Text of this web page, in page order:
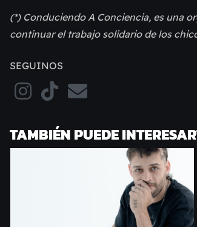
(*) Conduciendo A Conciencia, es una
continuar el trabajo solidario de los
SEGUINOS
TAMBIÉN PUEDE